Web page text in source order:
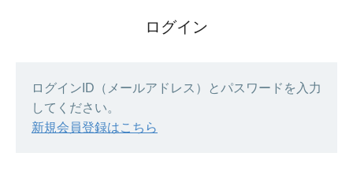
ログイン
ログインID（メールアドレス）とパスワードを入力
してください。
新規会員登録はこちら